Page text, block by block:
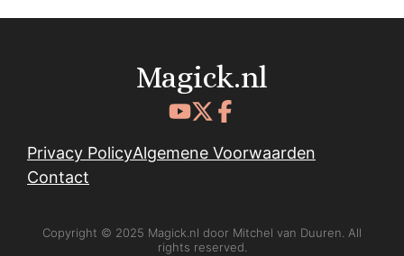
Magick.nl
Privacy PolicyAlgemene Voorwaarden
Contact
Copyright © 2025 Magick.nl door Mitchel van Duuren. All
rights reserved.